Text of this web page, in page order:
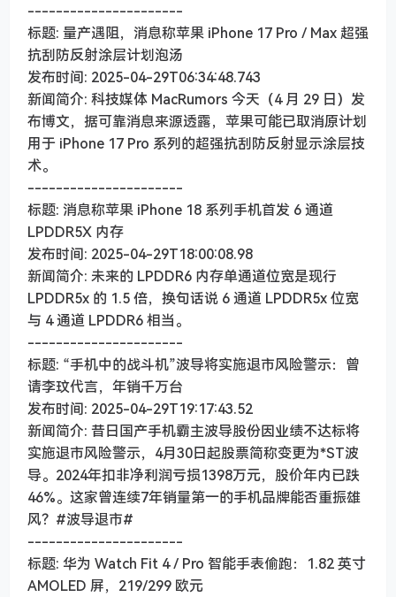
----------------------
标题: 量产遇阻，消息称苹果 iPhone 17 Pro / Max 超强
抗刮防反射涂层计划泡汤
发布时间: 2025-04-29T06:34:48.743
新闻简介: 科技媒体 MacRumors 今天（4 月 29 日）发
布博文，据可靠消息来源透露，苹果可能已取消原计划
用于 iPhone 17 Pro 系列的超强抗刮防反射显示涂层技
术。
----------------------
标题: 消息称苹果 iPhone 18 系列手机首发 6 通道
LPDDR5X 内存
发布时间: 2025-04-29T18:00:08.98
新闻简介: 未来的 LPDDR6 内存单通道位宽是现行
LPDDR5x 的 1.5 倍，换句话说 6 通道 LPDDR5x 位宽
与 4 通道 LPDDR6 相当。
----------------------
标题: “手机中的战斗机”波导将实施退市风险警示：曾
请李玟代言，年销千万台
发布时间: 2025-04-29T19:17:43.52
新闻简介: 昔日国产手机霸主波导股份因业绩不达标将
实施退市风险警示，4月30日起股票简称变更为*ST波
导。2024年扣非净利润亏损1398万元，股价年内已跌
46%。这家曾连续7年销量第一的手机品牌能否重振雄
风？#波导退市#
----------------------
标题: 华为 Watch Fit 4 / Pro 智能手表偷跑：1.82 英寸
AMOLED 屏，219/299 欧元